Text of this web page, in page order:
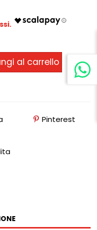
al carrello
Pinterest